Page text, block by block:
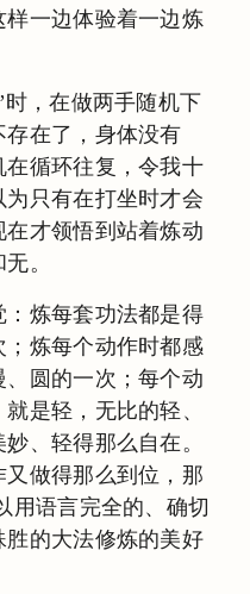
一边体验着一边炼
，在做两手随机下
在了，身体没有
循环往复，令我十
只有在打坐时才会
才领悟到站着炼动
。
炼每套功法都是得
炼每个动作时都感
圆的一次；每个动
是轻，无比的轻、
、轻得那么自在。
做得那么到位，那
语言完全的、确切
的大法修炼的美好